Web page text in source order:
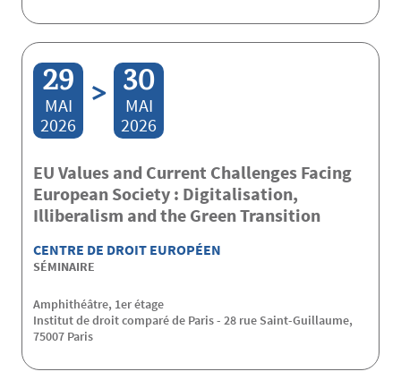
29
MAI
2026
> 30
MAI
2026
EU Values and Current Challenges Facing
European Society : Digitalisation,
Illiberalism and the Green Transition
CENTRE DE DROIT EUROPÉEN
SÉMINAIRE
Amphithéâtre, 1er étage
Institut de droit comparé de Paris - 28 rue Saint-Guillaume,
75007 Paris